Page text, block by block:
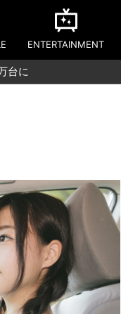
ENTERTAINMENT
台に